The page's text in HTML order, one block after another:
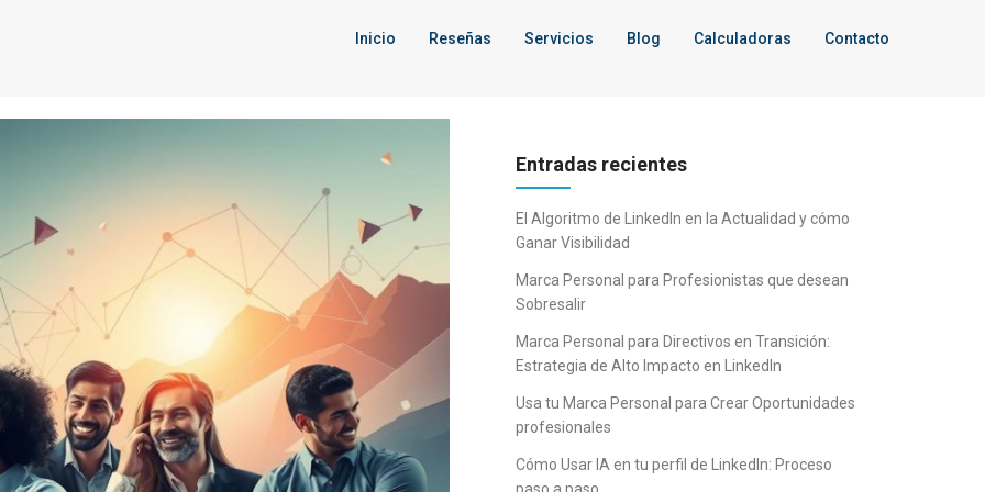
Inicio Reseñas Servicios Blog Calculadoras Contacto
Entradas recientes
El Algoritmo de LinkedIn en la Actualidad y cómo
Ganar Visibilidad
Marca Personal para Profesionistas que desean
Sobresalir
Marca Personal para Directivos en Transición:
Estrategia de Alto Impacto en LinkedIn
Usa tu Marca Personal para Crear Oportunidades
profesionales
Cómo Usar IA en tu perfil de LinkedIn: Proceso